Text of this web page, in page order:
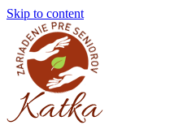
Skip to content